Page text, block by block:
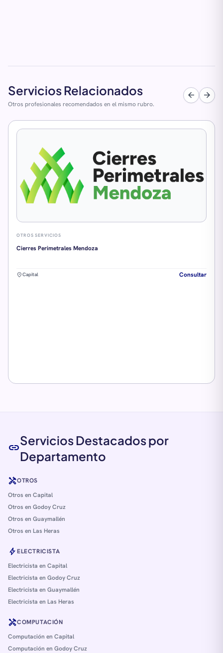
Servicios Relacionados
Otros profesionales recomendados en el mismo rubro.
arrow_back arrow_forward
OTROS SERVICIOS
Cierres Perimetrales Mendoza
location_onCapital Consultar
link
Servicios Destacados por
Departamento
handymanOTROS
Otros en Capital
Otros en Godoy Cruz
Otros en Guaymallén
Otros en Las Heras
boltELECTRICISTA
Electricista en Capital
Electricista en Godoy Cruz
Electricista en Guaymallén
Electricista en Las Heras
handymanCOMPUTACIÓN
Computación en Capital
Computación en Godoy Cruz